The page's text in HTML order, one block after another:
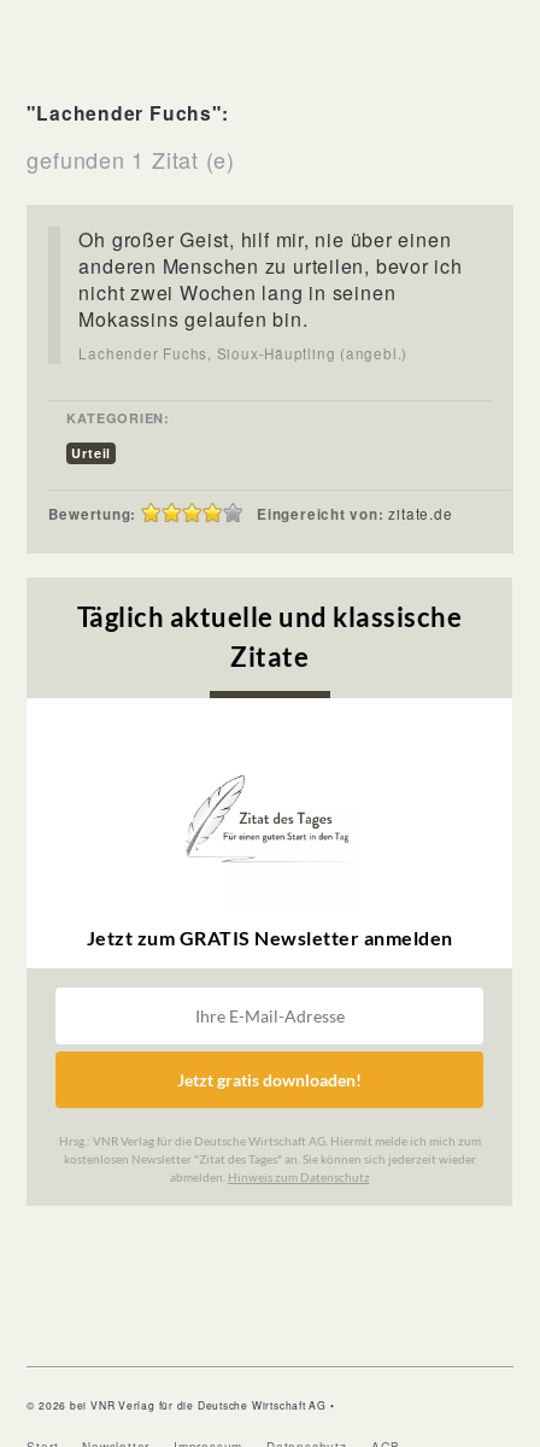
"Lachender Fuchs":
gefunden 1 Zitat (e)
Oh großer Geist, hilf mir, nie über einen
anderen Menschen zu urteilen, bevor ich
nicht zwei Wochen lang in seinen
Mokassins gelaufen bin.
Lachender Fuchs, Sioux-Häuptling (angebl.)
KATEGORIEN:
Urteil
Bewertung: Eingereicht von:zitate.de
© 2026 bei VNR Verlag für die Deutsche Wirtschaft AG •